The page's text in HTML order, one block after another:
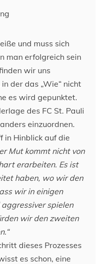
und muss sich
man erfolgreich sein
wir uns
der das „Wie“ nicht
es wird gepunktet.
des FC St. Pauli
einzuordnen.
in Hinblick auf die
Mut kommt nicht von
erarbeiten. Es ist
haben, wo wir den
wir in einigen
spielen
wir den zweiten
dieses Prozesses
es schon, eine